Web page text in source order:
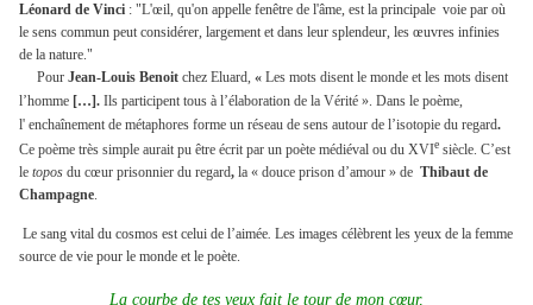
Léonard de Vinci : "L'œil, qu'on appelle fenêtre de l'âme, est la principale voie par où
le sens commun peut considérer, largement et dans leur splendeur, les œuvres infinies
de la nature."
Pour Jean-Louis Benoit chez Eluard, « Les mots disent le monde et les mots disent
l’homme […]. Ils participent tous à l’élaboration de la Vérité ». Dans le poème,
l' enchaînement de métaphores forme un réseau de sens autour de l’isotopie du regard.
Ce poème très simple aurait pu être écrit par un poète médiéval ou du XVIe siècle. C’est
le topos du cœur prisonnier du regard, la « douce prison d’amour » de Thibaut de
Champagne.
Le sang vital du cosmos est celui de l’aimée. Les images célèbrent les yeux de la femme
source de vie pour le monde et le poète.
La courbe de tes yeux fait le tour de mon cœur,